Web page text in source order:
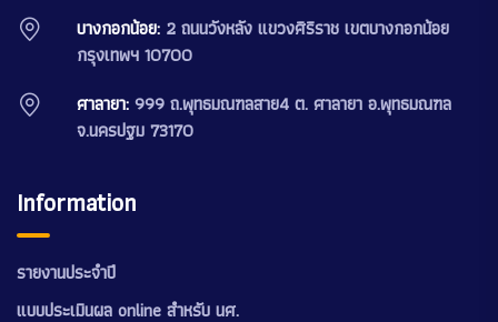
บางกอกน้อย: 2 ถนนวังหลัง แขวงศิริราช เขตบางกอกน้อย
กรุงเทพฯ 10700
ศาลายา: 999 ถ.พุทธมณฑลสาย4 ต. ศาลายา อ.พุทธมณฑล
จ.นครปฐม 73170
Information
รายงานประจำปี
แบบประเมินผล online สำหรับ นศ.